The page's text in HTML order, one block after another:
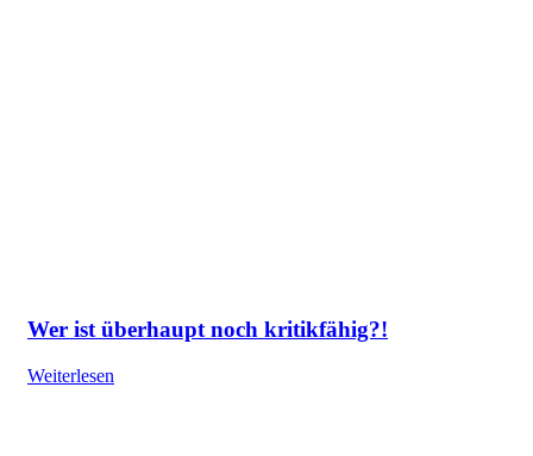
Wer ist überhaupt noch kritikfähig?!
Weiterlesen